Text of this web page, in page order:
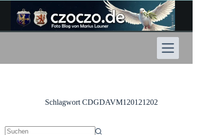
Inhalt
springen
SchlagwortCDGDAVM120121202